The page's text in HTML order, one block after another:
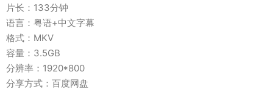
片长：133分钟
语言：粤语+中文字幕
格式：MKV
容量：3.5GB
分辨率：1920*800
分享方式：百度网盘